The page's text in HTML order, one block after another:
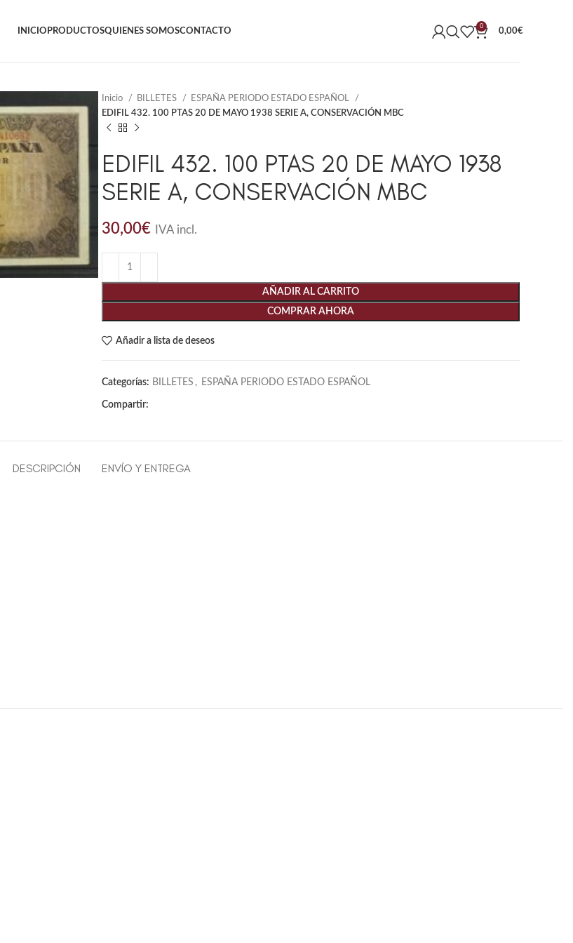
INICIO PRODUCTOSQUIENES SOMOSCONTACTO
0
0,00€
Inicio BILLETES
ESPAÑA PERIODO ESTADO ESPAÑOL
EDIFIL 432. 100 PTAS 20 DE MAYO 1938 SERIE A, CONSERVACIÓN MBC
EDIFIL 432. 100 PTAS 20 DE MAYO 1938
SERIE A, CONSERVACIÓN MBC
30,00€ IVA incl.
AÑADIR AL CARRITO
COMPRAR AHORA
Añadir a lista de deseos
Categorías: BILLETES , ESPAÑA PERIODO ESTADO ESPAÑOL
Compartir:
DESCRIPCIÓN ENVÍO Y ENTREGA